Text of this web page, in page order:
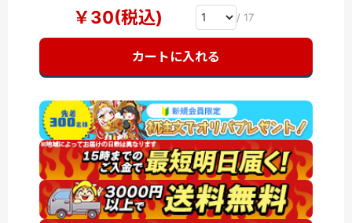
￥30(税込) / 17
カートに入れる